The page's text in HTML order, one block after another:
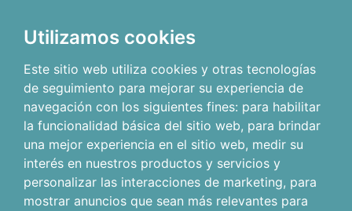
Utilizamos cookies
Este sitio web utiliza cookies y otras tecnologías
de seguimiento para mejorar su experiencia de
navegación con los siguientes fines: para habilitar
la funcionalidad básica del sitio web, para brindar
una mejor experiencia en el sitio web, medir su
interés en nuestros productos y servicios y
personalizar las interacciones de marketing, para
mostrar anuncios que sean más relevantes para